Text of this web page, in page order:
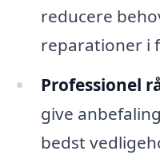
reducere
reparationer i
Professionel
give
bedst